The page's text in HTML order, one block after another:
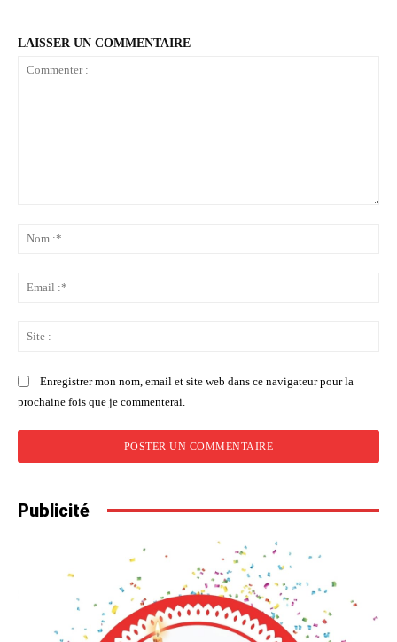
LAISSER UN COMMENTAIRE
Enregistrer mon nom, email et site web dans ce navigateur pour la
prochaine fois que je commenterai.
Publicité